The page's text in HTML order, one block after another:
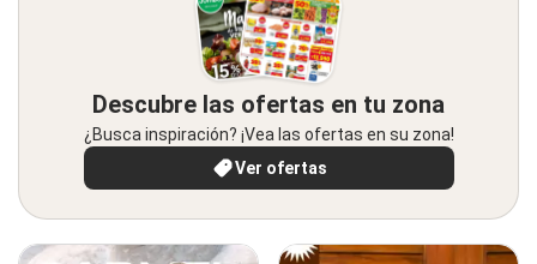
Descubre las ofertas en tu zona
¿Busca inspiración? ¡Vea las ofertas en su zona!
Ver ofertas